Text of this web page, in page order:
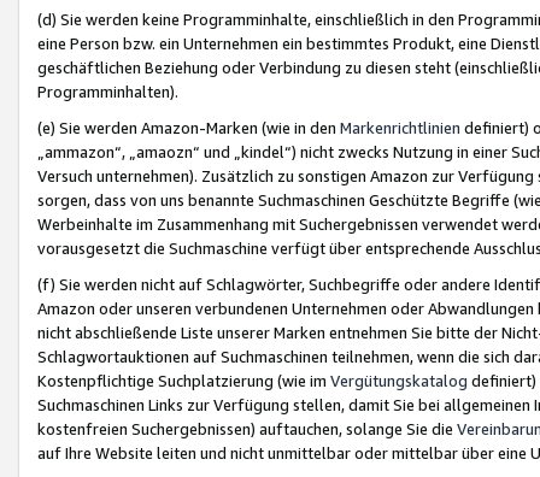
(d) Sie werden keine Programminhalte, einschließlich in den
eine Person bzw. ein Unternehmen ein bestimmtes Produkt, eine
geschäftlichen Beziehung oder Verbindung zu diesen steht
Programminhalten).
(e) Sie werden Amazon-Marken (wie in den Markenrichtlinien definiert)
„ammazon“, „amaozn“ und „kindel“) nicht zwecks Nutzung in einer
Versuch unternehmen). Zusätzlich zu sonstigen Amazon zur
sorgen, dass von uns benannte Suchmaschinen Geschützte Begriffe
Werbeinhalte im Zusammenhang mit Suchergebnissen verwendet
vorausgesetzt die Suchmaschine verfügt über entsprechende
(f) Sie werden nicht auf Schlagwörter, Suchbegriffe oder andere
Amazon oder unseren verbundenen Unternehmen oder
nicht abschließende Liste unserer Marken entnehmen Sie bitte der
Schlagwortauktionen auf Suchmaschinen teilnehmen, wenn die sich
Kostenpflichtige Suchplatzierung (wie im Vergütungskatalog definiert)
Suchmaschinen Links zur Verfügung stellen, damit Sie bei
kostenfreien Suchergebnissen) auftauchen, solange Sie die
auf Ihre Website leiten und nicht unmittelbar oder mittelbar über eine